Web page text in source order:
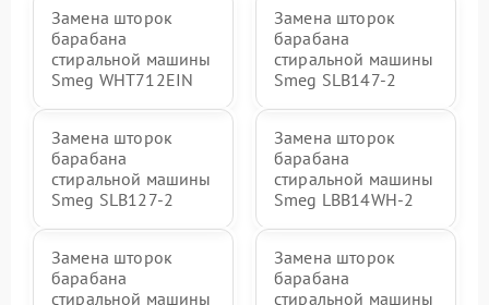
Замена шторок
барабана
стиральной машины
Smeg WHT712EIN
Замена шторок
барабана
стиральной машины
Smeg SLB147-2
Замена шторок
барабана
стиральной машины
Smeg SLB127-2
Замена шторок
барабана
стиральной машины
Smeg LBB14WH-2
Замена шторок
барабана
стиральной машины
Замена шторок
барабана
стиральной машины